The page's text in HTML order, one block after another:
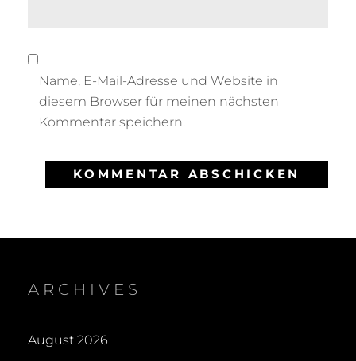
Name, E-Mail-Adresse und Website in
diesem Browser für meinen nächsten
Kommentar speichern.
ARCHIVES
August 2026